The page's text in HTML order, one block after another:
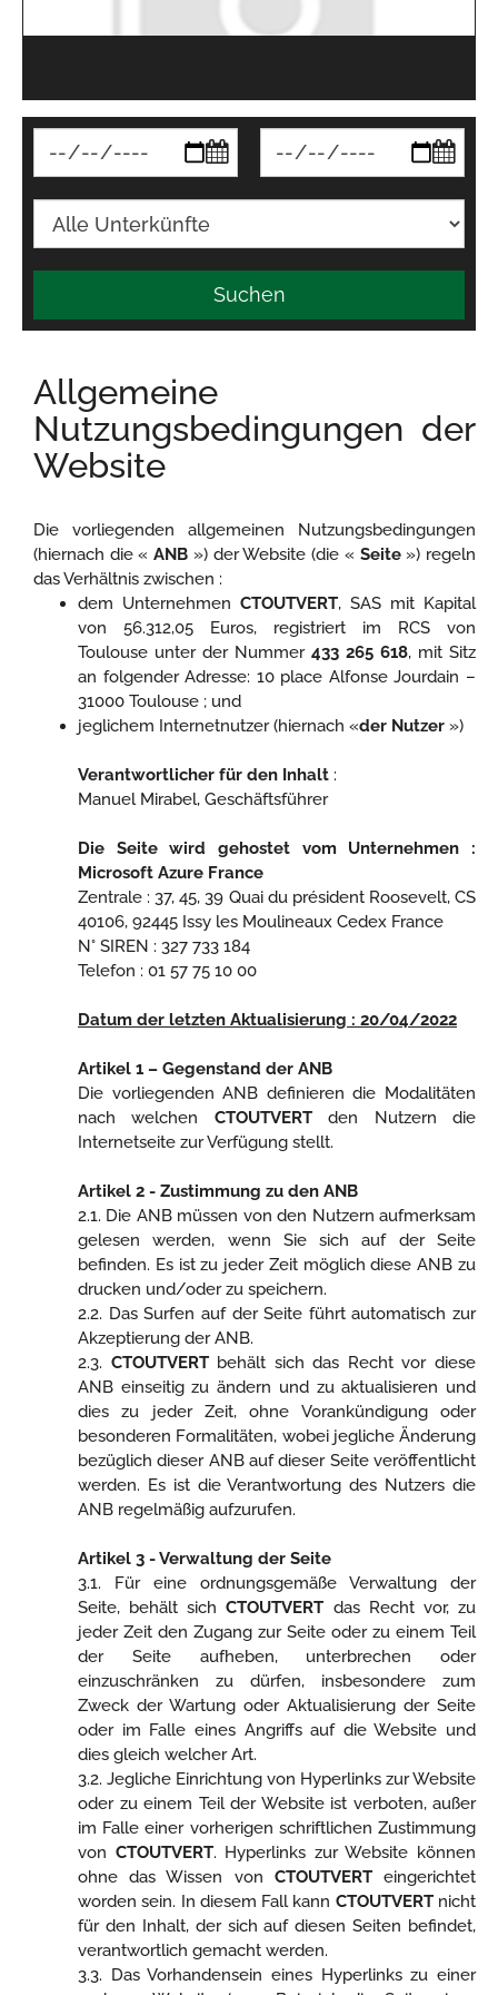
Suchen
Allgemeine
Nutzungsbedingungen der
Website
Die vorliegenden allgemeinen Nutzungsbedingungen
(hiernach die «ANB ») der Website (die « Seite») regeln
das Verhältnis zwischen :
dem Unternehmen CTOUTVERT, SAS mit Kapital
von 56.312,05 Euros, registriert im RCS von
Toulouse unter der Nummer 433 265 618, mit Sitz
an folgender Adresse: 10 place Alfonse Jourdain –
31000 Toulouse ; und
jeglichem Internetnutzer (hiernach «der Nutzer »)
Verantwortlicher für den Inhalt :
Manuel Mirabel, Geschäftsführer
Die Seite wird gehostet vom Unternehmen :
Microsoft Azure France
Zentrale : 37, 45, 39 Quai du président Roosevelt, CS
40106, 92445 Issy les Moulineaux Cedex France
N° SIREN : 327 733 184
Telefon : 01 57 75 10 00
Datum der letzten Aktualisierung : 20/04/2022
Artikel 1 – Gegenstand der ANB
Die vorliegenden ANB definieren die Modalitäten
nach welchen CTOUTVERTden Nutzern die
Internetseite zur Verfügung stellt.
Artikel 2 - Zustimmung zu den ANB
2.1. Die ANB müssen von den Nutzern aufmerksam
gelesen werden, wenn Sie sich auf der Seite
befinden. Es ist zu jeder Zeit möglich diese ANB zu
drucken und/oder zu speichern.
2.2. Das Surfen auf der Seite führt automatisch zur
Akzeptierung der ANB.
2.3. CTOUTVERTbehält sich das Recht vor diese
ANB einseitig zu ändern und zu aktualisieren und
dies zu jeder Zeit, ohne Vorankündigung oder
besonderen Formalitäten, wobei jegliche Änderung
bezüglich dieser ANB auf dieser Seite veröffentlicht
werden. Es ist die Verantwortung des Nutzers die
ANB regelmäßig aufzurufen.
Artikel 3 - Verwaltung der Seite
3.1. Für eine ordnungsgemäße Verwaltung der
Seite, behält sichCTOUTVERT das Recht vor, zu
jeder Zeit den Zugang zur Seite oder zu einem Teil
der Seite aufheben, unterbrechen oder
einzuschränken zu dürfen, insbesondere zum
Zweck der Wartung oder Aktualisierung der Seite
oder im Falle eines Angriffs auf die Website und
dies gleich welcher Art.
3.2. Jegliche Einrichtung von Hyperlinks zur Website
oder zu einem Teil der Website ist verboten, außer
im Falle einer vorherigen schriftlichen Zustimmung
von CTOUTVERT. Hyperlinks zur Website können
ohne das Wissen von CTOUTVERTeingerichtet
worden sein. In diesem Fall kann CTOUTVERTnicht
für den Inhalt, der sich auf diesen Seiten befindet,
verantwortlich gemacht werden.
3.3. Das Vorhandensein eines Hyperlinks zu einer